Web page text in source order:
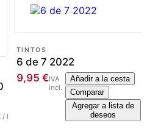
/ l
TINTOS
6 de 7 2022
9,95 €IVA
incl.
Añadir a la cesta
Comparar
Agregar a lista de
deseos